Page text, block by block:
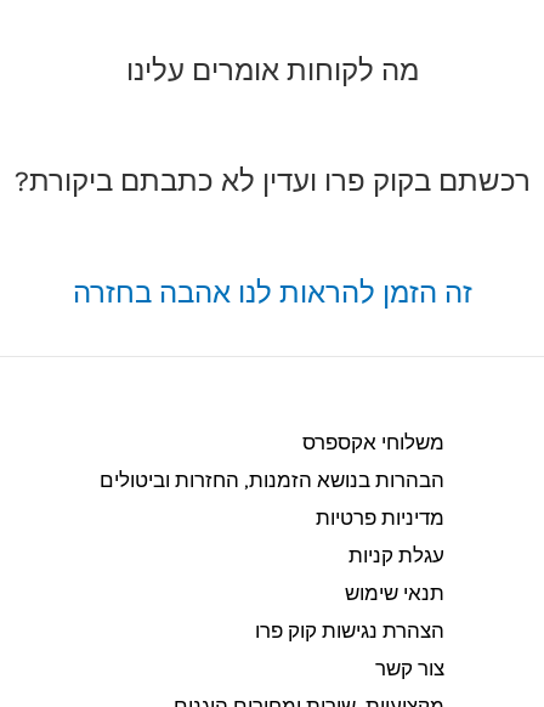
מה לקוחות אומרים עלינו
רכשתם בקוק פרו ועדין לא כתבתם ביקורת?
זה הזמן להראות לנו אהבה בחזרה
משלוחי אקספרס
הבהרות בנושא הזמנות, החזרות וביטולים​
מדיניות פרטיות
עגלת קניות
תנאי שימוש
הצהרת נגישות קוק פרו
צור קשר